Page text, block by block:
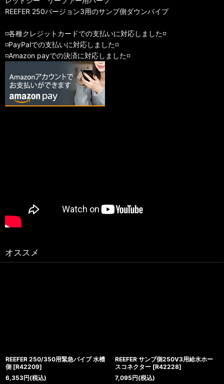
REEFER 250バージョン3用のサンプ側ダウンパイプ
◽️各種クレジットカードでの支払いに対応しました◽️
◽️PayPalでの支払いに対応しました◽️
◽️Amazon payでの決済に対応しました◽️
オススメ
REEFER 250/350用緊急パイプ 水槽
側 [R42209]
6,353円(税込)
REEFER サンプ側250V3用給水ホー
スコネクター [R42228]
7,095円(税込)